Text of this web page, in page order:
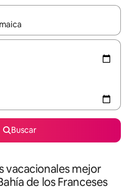
disponibles, navega con las
Buscar
vacacionales mejor
de los Franceses